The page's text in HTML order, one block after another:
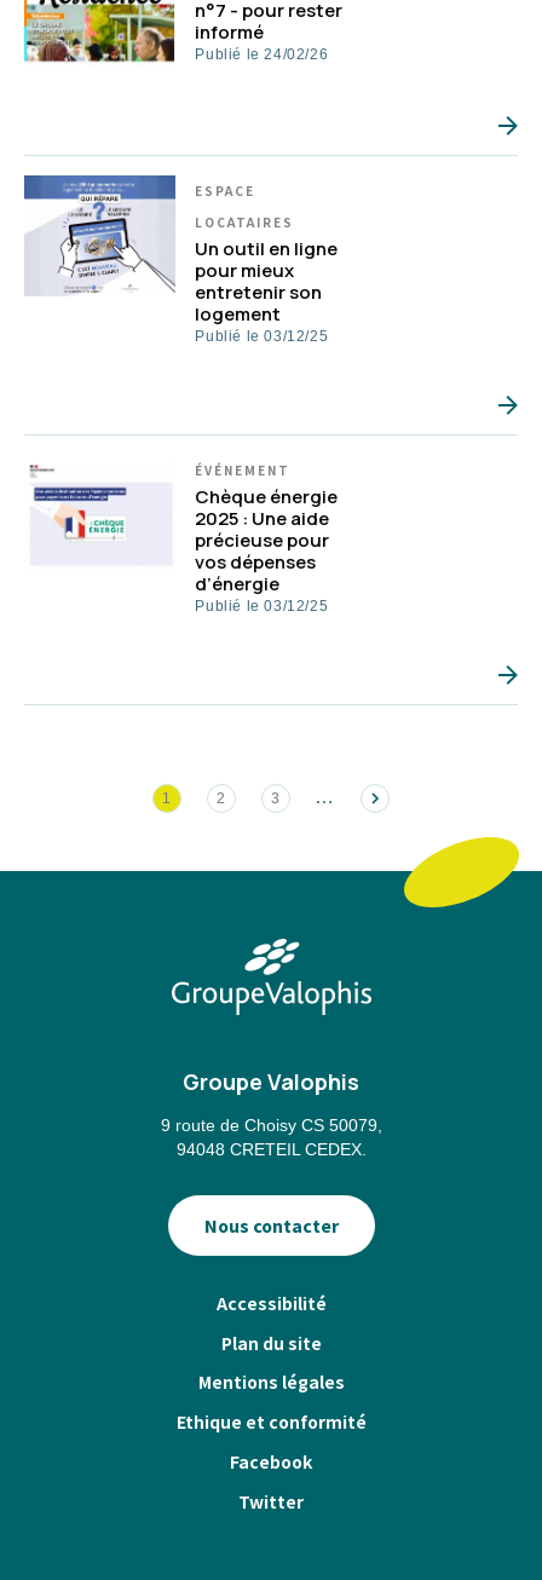
n°7 - pour rester
informé
Publié le 24/02/26
ESPACE
LOCATAIRES
Un outil en ligne
pour mieux
entretenir son
logement
Publié le 03/12/25
ÉVÉNEMENT
Chèque énergie
2025 : Une aide
précieuse pour
vos dépenses
d’énergie
Publié le 03/12/25
Page
1
Page
2
Page
3 …
Groupe Valophis
9 route de Choisy CS 50079,
94048 CRETEIL CEDEX.
Nous contacter
Accessibilité
Plan du site
Mentions légales
Ethique et conformité
Facebook
Twitter